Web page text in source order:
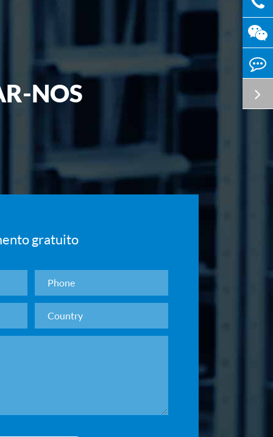
NOS
gratuito